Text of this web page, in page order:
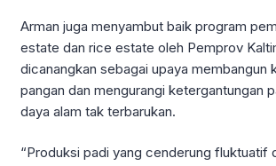
Arman juga menyambut baik program
estate dan rice estate oleh Pemprov
dicanangkan sebagai upaya membangun
pangan dan mengurangi ketergantungan
daya alam tak terbarukan.
“Produksi padi yang cenderung fluktuatif